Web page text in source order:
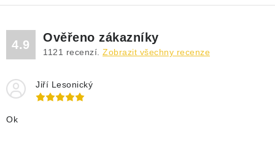
4.9
Ověřeno zákazníky
1121 recenzí. Zobrazit všechny recenze
Jiří Lesonický
Ok